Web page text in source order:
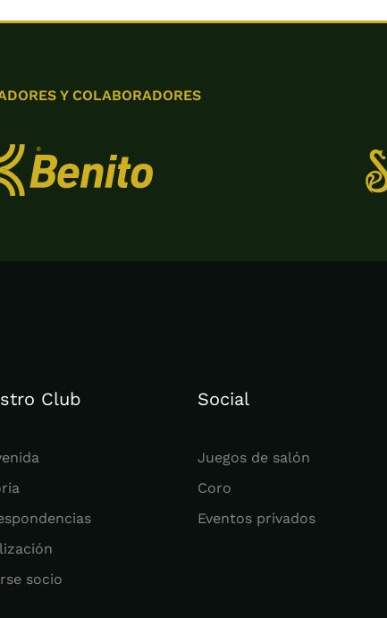
Y COLABORADORES
Club
socio
Social
Juegos de salón
Coro
Eventos privados